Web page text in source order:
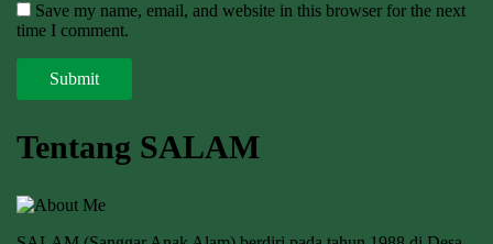
Save my name, email, and website in this browser for the next
time I comment.
Tentang SALAM